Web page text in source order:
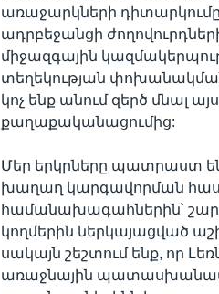
առաջարկների
ադրբեջանցի
միջազգային
տեղեկության
կոչ ենք անում զերծ մնալ
քաղաքականացումից:
Մեր երկրները պատրաստ
խաղաղ կարգավորման
համանախագահներին՝
կողմերին ներկայացված
սակայն շեշտում ենք, որ
առաջնային